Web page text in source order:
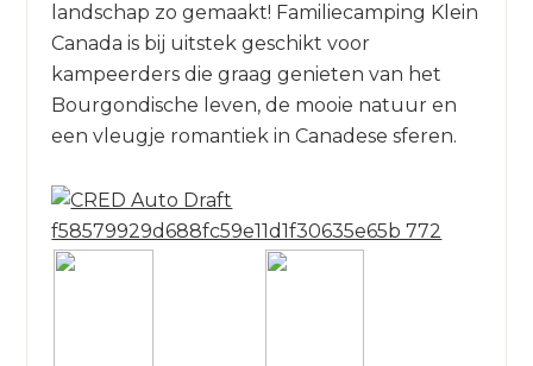
landschap zo gemaakt! Familiecamping Klein
Canada is bij uitstek geschikt voor
kampeerders die graag genieten van het
Bourgondische leven, de mooie natuur en
een vleugje romantiek in Canadese sferen.